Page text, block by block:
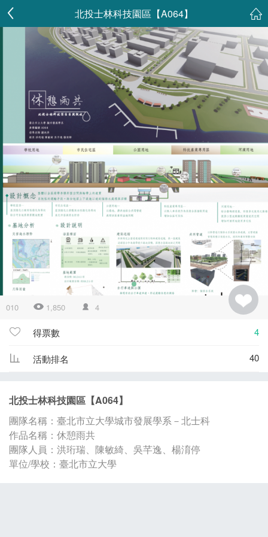
北投士林科技園區【A064】
010 1,850 4
得票數 4
活動排名 40
北投士林科技園區【A064】
團隊名稱：臺北市立大學城市發展學系－北士科
作品名稱：休憩雨共
團隊人員：洪珩瑞、陳敏綺、吳芊逸、楊淯停
單位/學校：臺北市立大學